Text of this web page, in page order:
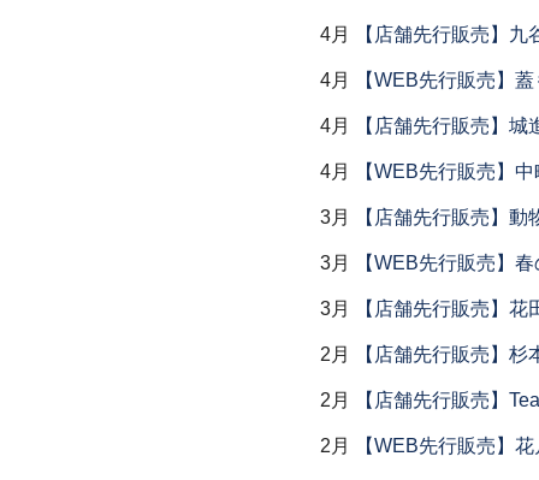
4月 【店舗先行販売】九
4月 【WEB先行販売】
4月 【店舗先行販売】城
4月 【WEB先行販売】
3月 【店舗先行販売】動
3月 【WEB先行販売】
3月 【店舗先行販売】
2月 【店舗先行販売】
2月 【店舗先行販売】
2月 【WEB先行販売】